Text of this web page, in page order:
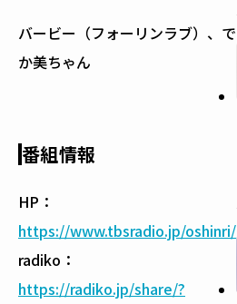
バービー（フォーリンラブ）、で
か美ちゃん
番組情報
HP：
https://www.tbsradio.jp/oshinri/
radiko：
https://radiko.jp/share/?